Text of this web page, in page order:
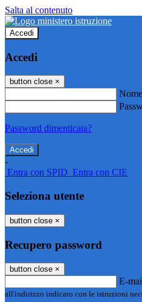
Salta al contenuto
Accedi
Accedi
button close ×
Password dimenticata?
-
Entra con SPID Entra con CIE
Seleziona utente
button close ×
Recupero password
button close ×
E-
all'indirizzo indicato con le istruzioni